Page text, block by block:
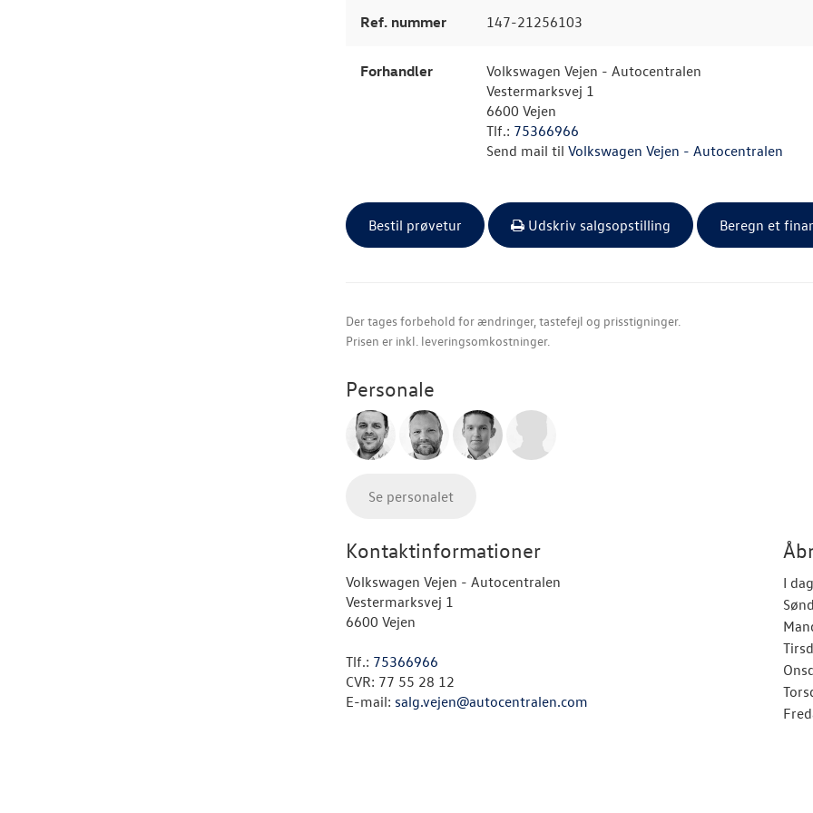
Ref. nummer 147-21256103
Forhandler
Volkswagen Vejen - Autocentralen
Vestermarksvej 1
6600 Vejen
Tlf.: 75366966
Send mail til Volkswagen Vejen - Autocentralen
Bestil prøvetur Udskriv salgsopstilling Beregn et
Der tages forbehold for ændringer, tastefejl og prisstigninger.
Prisen er inkl. leveringsomkostninger.
Personale
Se personalet
Kontaktinformationer
Volkswagen Vejen - Autocentralen
Vestermarksvej 1
6600 Vejen
Tlf.: 75366966
CVR: 77 55 28 12
E-mail: salg.vejen@autocentralen.com
I dag